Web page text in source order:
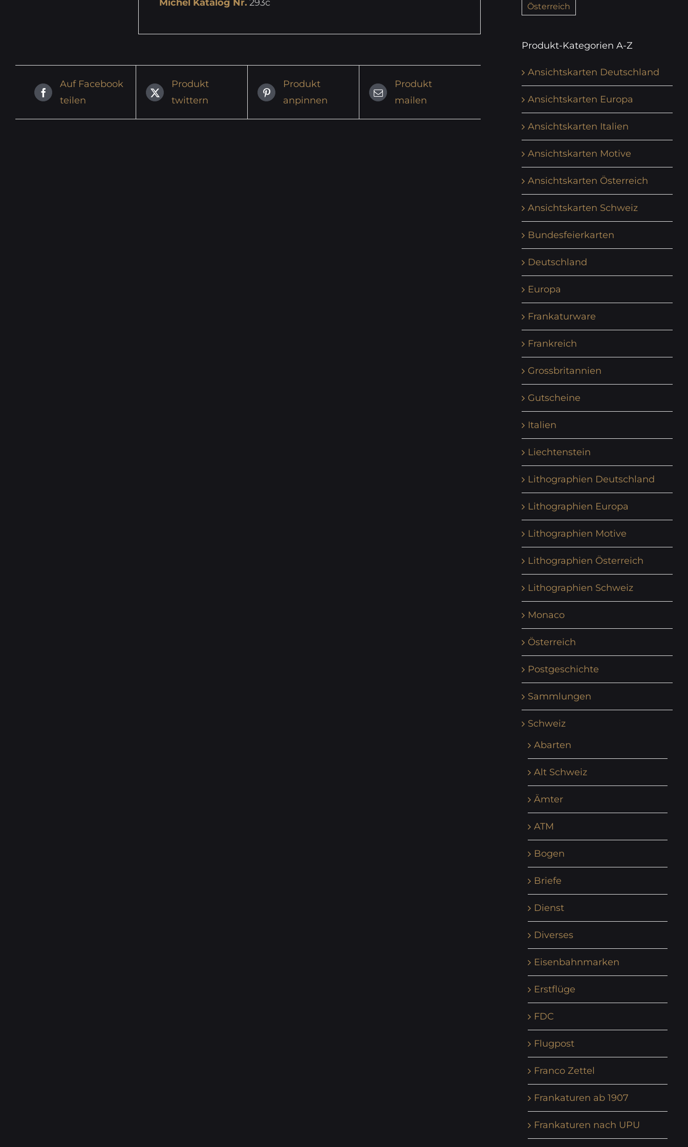
Michel Katalog Nr. 293c
Auf Facebook
teilen
Produkt
twittern
Produkt
anpinnen
Produkt
mailen
Österreich
Produkt-Kategorien A-Z
Ansichtskarten Deutschland
Ansichtskarten Europa
Ansichtskarten Italien
Ansichtskarten Motive
Ansichtskarten Österreich
Ansichtskarten Schweiz
Bundesfeierkarten
Deutschland
Europa
Frankaturware
Frankreich
Grossbritannien
Gutscheine
Italien
Liechtenstein
Lithographien Deutschland
Lithographien Europa
Lithographien Motive
Lithographien Österreich
Lithographien Schweiz
Monaco
Österreich
Postgeschichte
Sammlungen
Schweiz
Abarten
Alt Schweiz
Ämter
ATM
Bogen
Briefe
Dienst
Diverses
Eisenbahnmarken
Erstflüge
FDC
Flugpost
Franco Zettel
Frankaturen ab 1907
Frankaturen nach UPU